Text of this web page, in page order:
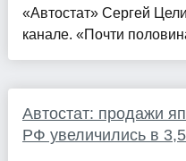
«Автостат» Сергей
канале. «Почти
Автостат: продажи
РФ увеличились в